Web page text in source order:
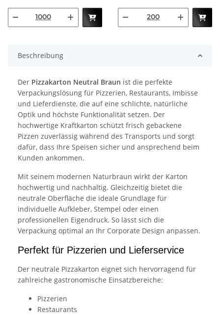
Beschreibung
Der Pizzakarton Neutral Braun ist die perfekte
Verpackungslösung für Pizzerien, Restaurants, Imbisse
und Lieferdienste, die auf eine schlichte, natürliche
Optik und höchste Funktionalität setzen. Der
hochwertige Kraftkarton schützt frisch gebackene
Pizzen zuverlässig während des Transports und sorgt
dafür, dass Ihre Speisen sicher und ansprechend beim
Kunden ankommen.
Mit seinem modernen Naturbraun wirkt der Karton
hochwertig und nachhaltig. Gleichzeitig bietet die
neutrale Oberfläche die ideale Grundlage für
individuelle Aufkleber, Stempel oder einen
professionellen Eigendruck. So lässt sich die
Verpackung optimal an Ihr Corporate Design anpassen.
Perfekt für Pizzerien und Lieferservice
Der neutrale Pizzakarton eignet sich hervorragend für
zahlreiche gastronomische Einsatzbereiche:
Pizzerien
Restaurants